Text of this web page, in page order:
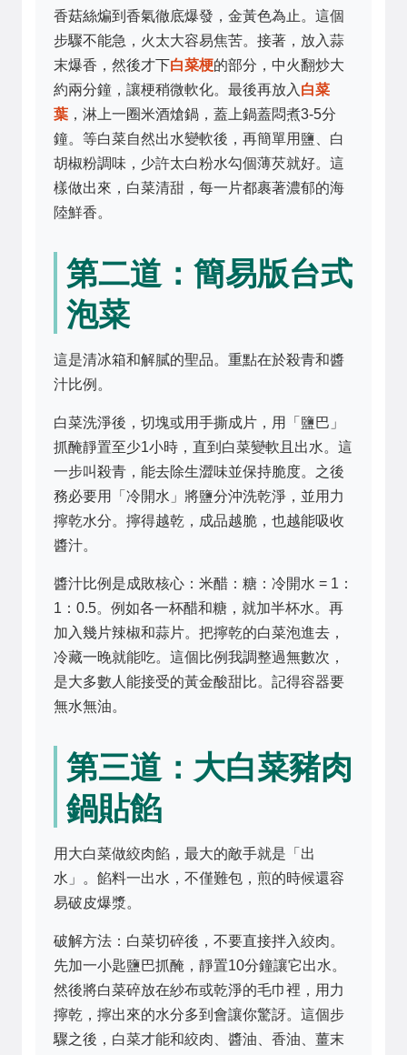
香菇絲煸到香氣徹底爆發，金黃色為止。這個
步驟不能急，火太大容易焦苦。接著，放入蒜
末爆香，然後才下白菜梗的部分，中火翻炒大
約兩分鐘，讓梗稍微軟化。最後再放入 白菜
葉 ，淋上一圈米酒熗鍋，蓋上鍋蓋悶煮3-5分
鐘。等白菜自然出水變軟後，再簡單用鹽、白
胡椒粉調味，少許太白粉水勾個薄芡就好。這
樣做出來，白菜清甜，每一片都裹著濃郁的海
陸鮮香。
第二道：簡易版台式
泡菜
這是清冰箱和解膩的聖品。重點在於殺青和醬
汁比例。
白菜洗淨後，切塊或用手撕成片，用「鹽巴」
抓醃靜置至少1小時，直到白菜變軟且出水。這
一步叫殺青，能去除生澀味並保持脆度。之後
務必要用「冷開水」將鹽分沖洗乾淨，並用力
擰乾水分。擰得越乾，成品越脆，也越能吸收
醬汁。
醬汁比例是成敗核心：米醋：糖：冷開水 = 1：
1：0.5。例如各一杯醋和糖，就加半杯水。再
加入幾片辣椒和蒜片。把擰乾的白菜泡進去，
冷藏一晚就能吃。這個比例我調整過無數次，
是大多數人能接受的黃金酸甜比。記得容器要
無水無油。
第三道：大白菜豬肉
鍋貼餡
用大白菜做絞肉餡，最大的敵手就是「出
水」。餡料一出水，不僅難包，煎的時候還容
易破皮爆漿。
破解方法：白菜切碎後，不要直接拌入絞肉。
先加一小匙鹽巴抓醃，靜置10分鐘讓它出水。
然後將白菜碎放在紗布或乾淨的毛巾裡，用力
擰乾，擰出來的水分多到會讓你驚訝。這個步
驟之後，白菜才能和絞肉、醬油、香油、薑末